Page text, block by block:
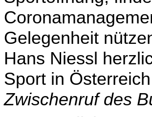
Gelegenheit
Hans Niessl
Sport in
Zwischenruf des